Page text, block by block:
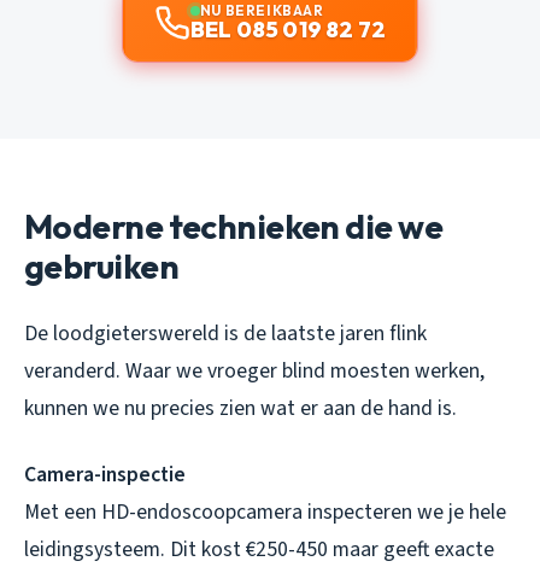
NU BEREIKBAAR
BEL 085 019 82 72
Moderne technieken die we
gebruiken
De loodgieterswereld is de laatste jaren flink
veranderd. Waar we vroeger blind moesten werken,
kunnen we nu precies zien wat er aan de hand is.
Camera-inspectie
Met een HD-endoscoopcamera inspecteren we je hele
leidingsysteem. Dit kost €250-450 maar geeft exacte